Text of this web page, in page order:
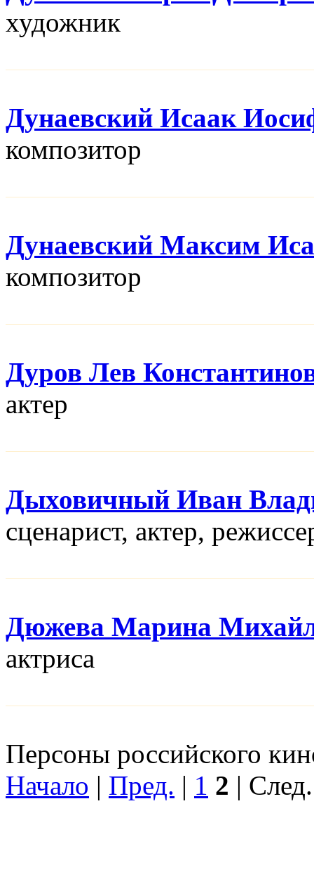
художник
Дунаевский Исаак
композитор
Дунаевский Максим
композитор
Дуров Лев
актер
Дыховичный Иван
сценарист, актер,
Дюжева Марина
актриса
Персоны российского
Начало | Пред. | 1 2 |